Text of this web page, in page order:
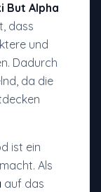
But Alpha
dass
und
Dadurch
da die
ist ein
Als
auf das